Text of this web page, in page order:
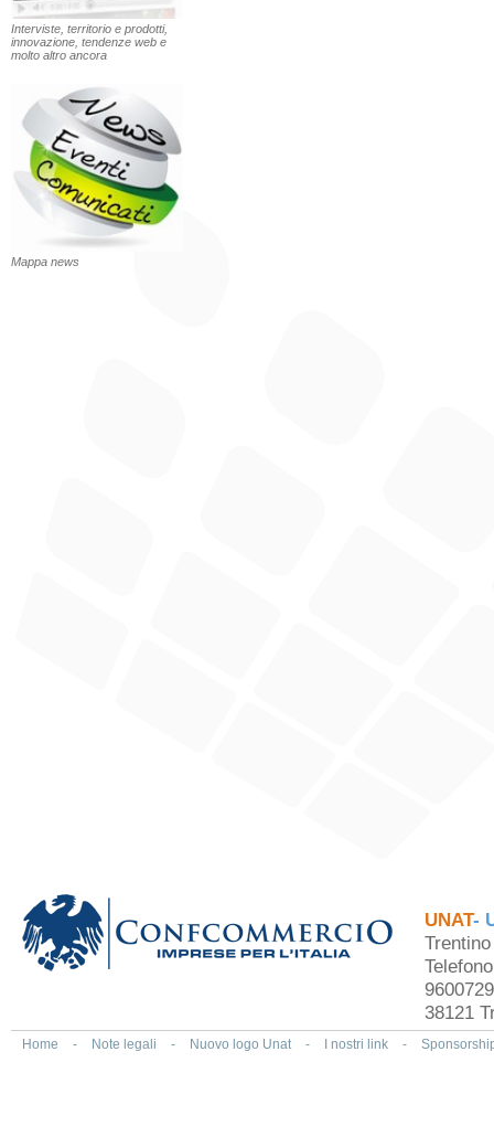
Interviste, territorio e prodotti,
innovazione, tendenze web e
molto altro ancora
Mappa news
UNAT-
38121
Home - Note legali - Nuovo logo Unat - I nostri link -